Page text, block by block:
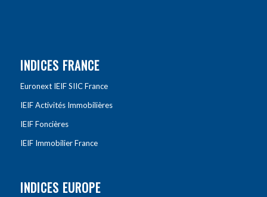
INDICES FRANCE
Euronext IEIF SIIC France
IEIF Activités Immobilières
IEIF Foncières
IEIF Immobilier France
INDICES EUROPE